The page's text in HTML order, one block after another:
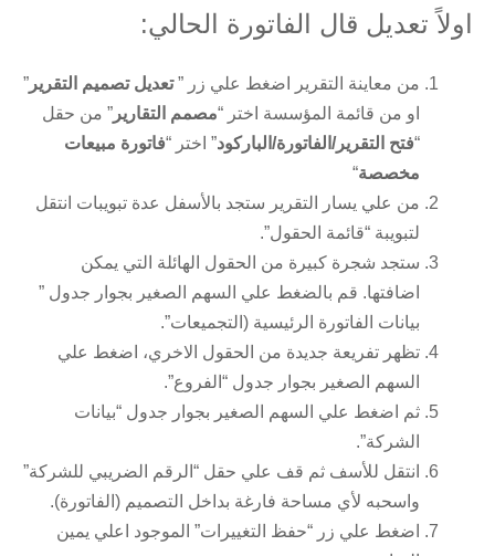
اولاً تعديل قال الفاتورة الحالي:
من معاينة التقرير اضغط علي زر ”تعديل تصميم التقرير ”
او من قائمة المؤسسة اختر “مصمم التقارير ” من حقل
“فتح التقرير/الفاتورة/الباركود” اختر “فاتورة مبيعات
مخصصة“
من علي يسار التقرير ستجد بالأسفل عدة تبويبات انتقل
لتبويبة “قائمة الحقول”.
ستجد شجرة كبيرة من الحقول الهائلة التي يمكن
اضافتها. قم بالضغط علي السهم الصغير بجوار جدول ”
بيانات الفاتورة الرئيسية (التجميعات”.
تظهر تفريعة جديدة من الحقول الاخري، اضغط علي
السهم الصغير بجوار جدول “الفروع”.
ثم اضغط علي السهم الصغير بجوار جدول “بيانات
الشركة”.
انتقل للأسف ثم قف علي حقل “الرقم الضريبي للشركة”
واسحبه لأي مساحة فارغة بداخل التصميم (الفاتورة).
اضغط علي زر “حفظ التغييرات” الموجود اعلي يمين